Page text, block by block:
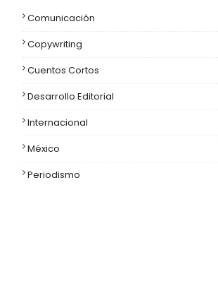
Comunicación
Copywriting
Cuentos Cortos
Desarrollo Editorial
Internacional
México
Periodismo